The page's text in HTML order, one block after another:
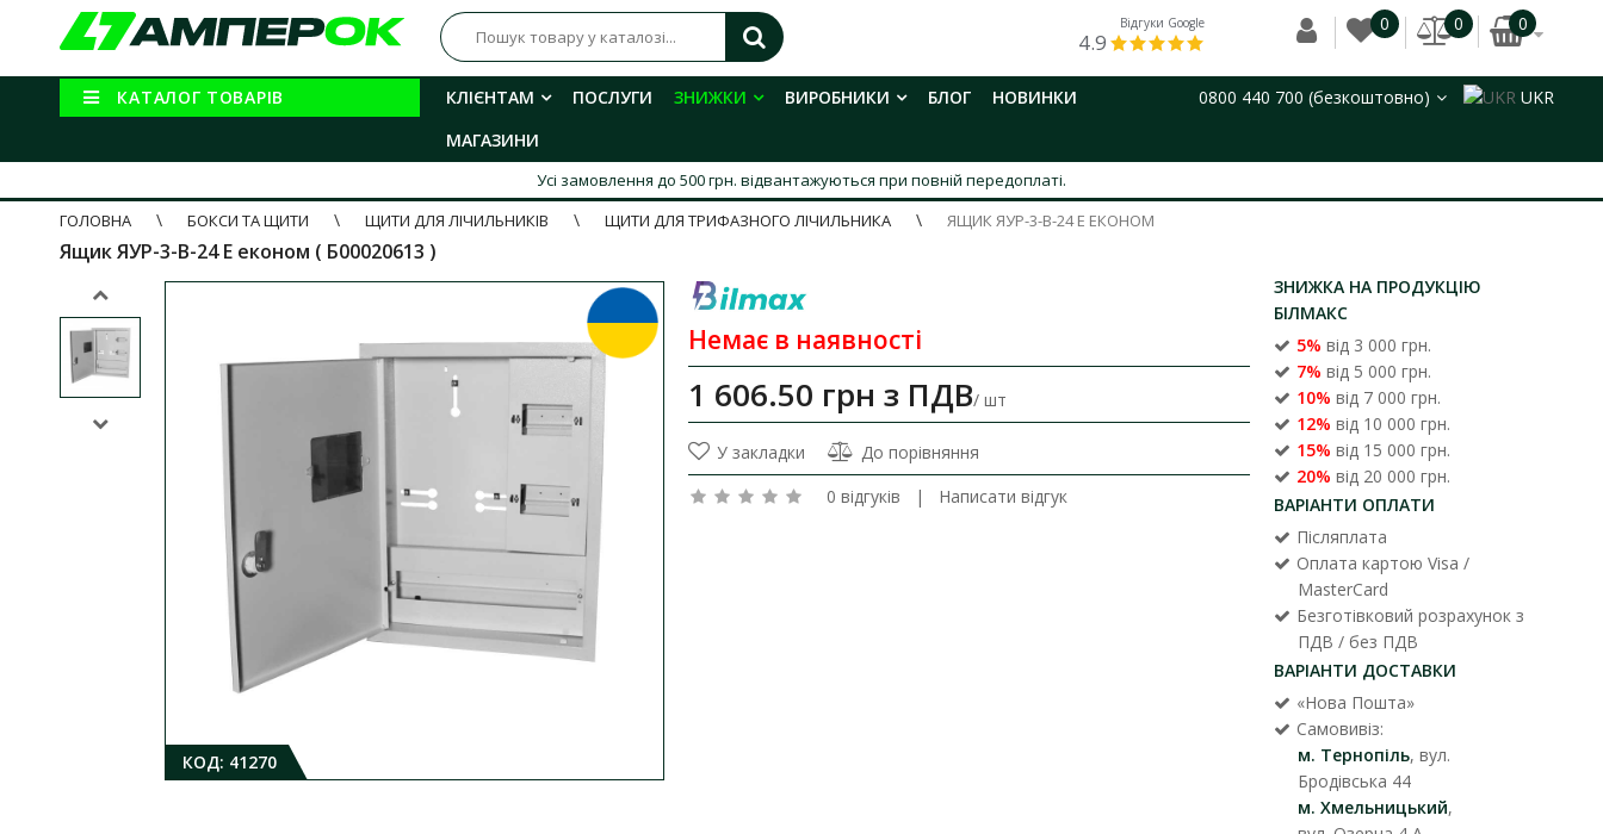
Відгуки Google
4.9
0 0 0
КАТАЛОГ ТОВАРІВ КЛІЄНТАМ ПОСЛУГИ ЗНИЖКИ ВИРОБНИКИ БЛОГ
НОВИНКИ
МАГАЗИНИ
0800 440 700 (безкоштовно) UKR
Усі замовлення до 500 грн. відвантажуються при повній передоплаті.
ГОЛОВНА
БОКСИ ТА ЩИТИ ЩИТИ ДЛЯ ЛІЧИЛЬНИКІВ ЩИТИ ДЛЯ ТРИФАЗНОГО ЛІЧИЛЬНИКА ЯЩИК ЯУР-3-В-24 Е ЕКОНОМ
Ящик ЯУР-3-В-24 Е економ ( Б00020613 )
КОД: 41270
Немає в наявності
1 606.50 грн з ПДВ/ шт
У закладки
До порівняння
0 відгуків | Написати відгук
ЗНИЖКА НА ПРОДУКЦІЮ
БІЛМАКС
5% від 3 000 грн.
7% від 5 000 грн.
10% від 7 000 грн.
12% від 10 000 грн.
15% від 15 000 грн.
20% від 20 000 грн.
ВАРІАНТИ ОПЛАТИ
Післяплата
Оплата картою Visa /
MasterCard
Безготівковий розрахунок з
ПДВ / без ПДВ
ВАРІАНТИ ДОСТАВКИ
«Нова Пошта»
Самовивіз:
м. Тернопіль, вул.
Бродівська 44
м. Хмельницький,